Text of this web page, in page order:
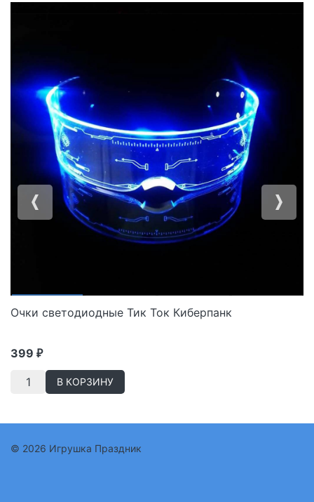
Очки светодиодные Тик Ток Киберпанк
399 ₽
В КОРЗИНУ
© 2026 Игрушка Праздник